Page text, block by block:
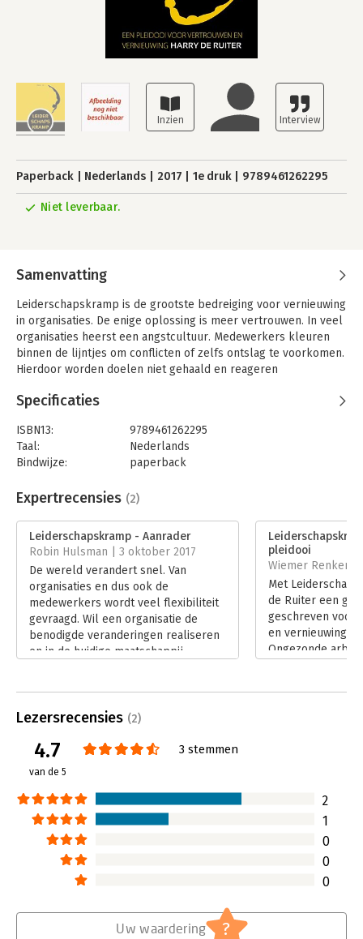
Paperback Nederlands 2017 1e druk 9789461262295
Niet leverbaar.
Samenvatting
Leiderschapskramp is de grootste bedreiging voor vernieuwing
in organisaties. De enige oplossing is meer vertrouwen. In veel
organisaties heerst een angstcultuur. Medewerkers kleuren
binnen de lijntjes om conflicten of zelfs ontslag te voorkomen.
Hierdoor worden doelen niet gehaald en reageren
een vicieuze cirkel en een bedreiging voor vernieuwing.
Toekomstgerichte, wendbare organisaties vragen juist om
medewerkers die creatief zijn en eigenaarschap tonen.
Leidinggevenden kunnen dit bevorderen door sociale
een onderdeel wordt van het DNA van de organisatie, en dat is
een verantwoordelijkheid voor het management, de
toezichthouders en medezeggenschap.
In dit boek legt interim-verandermanager Harry de Ruiter een
open zenuw van ondernemingen bloot: hij laat zien hoe
ongezonde arbeidsverhoudingen een rem vormen op de
kansen van bedrijven en reikt een groeimodel aan voor sociale
vernieuwing met vertrouwen als stuwende kracht in de
samenwerking.
Specificaties
ISBN13:
9789461262295
Taal:
Nederlands
Bindwijze:
paperback
Uitgever:
Uitgeverij Dialoog
Verschijningsdatum:
Hoofdrubriek: Leiderschap
Expertrecensies (2)
Leiderschapskramp - Aanrader
Robin Hulsman | 3 oktober 2017
De wereld verandert snel. Van
organisaties en dus ook de
medewerkers wordt veel flexibiliteit
gevraagd. Wil een organisatie de
benodigde veranderingen realiseren
en in de huidige maatschappij
Leiderschapskramp kunnen
Lees verder
pleidooi
Wiemer
Met
de Ruiter een
geschreven voor
en vernieuwing in
Ongezonde
Lezersrecensies (2)
4.7
van de 5
3 stemmen
2
1
0
0
0
Uw waardering ?